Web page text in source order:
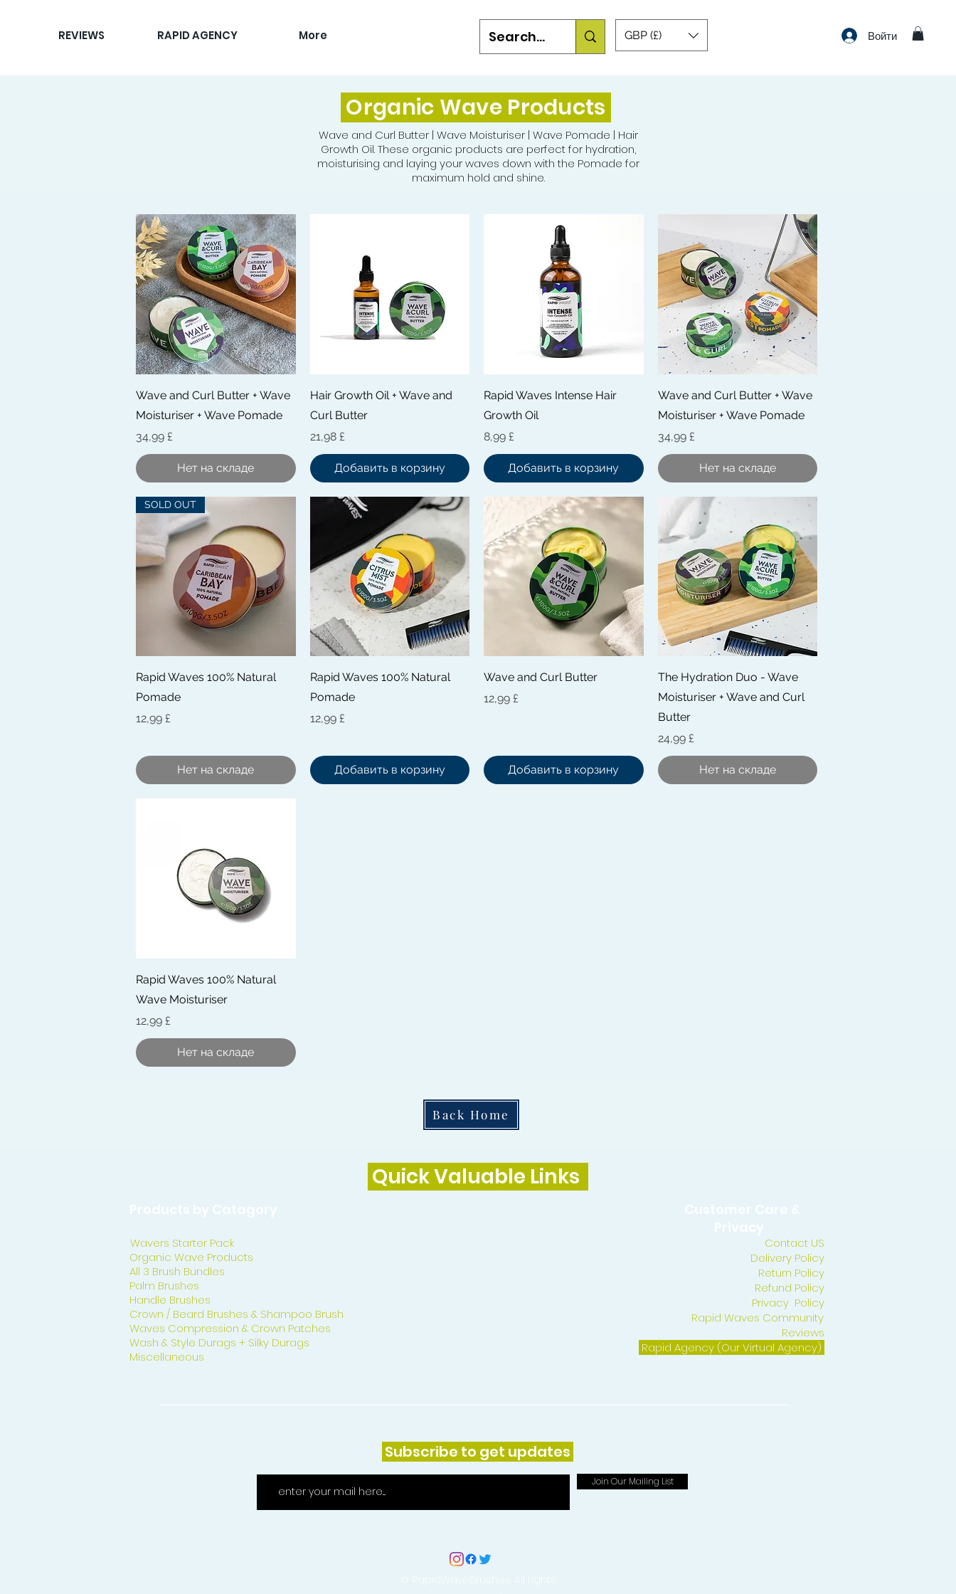
REVIEWS RAPID AGENCY More GBP (£) Войти
Organic Wave Products
Wave and Curl Butter | Wave Moisturiser | Wave Pomade | Hair
Growth Oil. These organic products are perfect for hydration,
moisturising and laying your waves down with the Pomade for
maximum hold and shine.
Быстрый просмотр
Wave and Curl Butter + Wave
Moisturiser + Wave Pomade
Цена
34,99 £
Нет на складе
Быстрый просмотр
Hair Growth Oil + Wave and
Curl Butter
Цена
21,98 £
Добавить в корзину
Быстрый просмотр
Rapid Waves Intense Hair
Growth Oil
Цена
8,99 £
Добавить в корзину
Быстрый просмотр
Wave and Curl Butter + Wave
Moisturiser + Wave Pomade
Цена
34,99 £
Нет на складе
Быстрый просмотр
SOLD OUT
Rapid Waves 100% Natural
Pomade
Цена
12,99 £
Нет на складе
Быстрый просмотр
Rapid Waves 100% Natural
Pomade
Цена
12,99 £
Добавить в корзину
Быстрый просмотр
Wave and Curl Butter
Цена
12,99 £
Добавить в корзину
Быстрый просмотр
The Hydration Duo - Wave
Moisturiser + Wave and Curl
Butter
Цена
24,99 £
Нет на складе
Быстрый просмотр
Rapid Waves 100% Natural
Wave Moisturiser
Цена
12,99 £
Нет на складе
Back Home
Quick Valuable Links
Wavers Starter Pack
Organic Wave Products
All 3 Brush Bundles
Palm Brushes
Handle Brushes
Crown / Beard Brushes & Shampoo Brush
Waves Compression & Crown Patches
Wash & Style Durags + Silky Durags
Miscellaneous
Contact US
Delivery Policy
Return Policy
Refund Policy
Privacy Policy
Rapid Waves Community
Reviews
Rapid Agency (Our Virtual Agency)
Subscribe to get updates
Join Our Mailing List